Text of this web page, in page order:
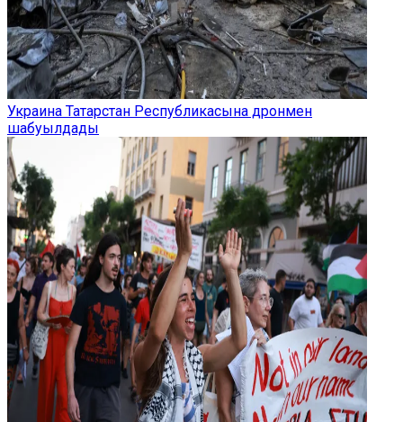
Украина Татарстан Республикасына дронмен
шабуылдады